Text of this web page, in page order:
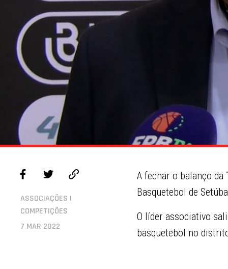
ASSOCIAÇÕES |
COMPETIÇÕES
7 MAR 2022
A fechar o balanço da
Basquetebol de
O líder associativo
basquetebol no